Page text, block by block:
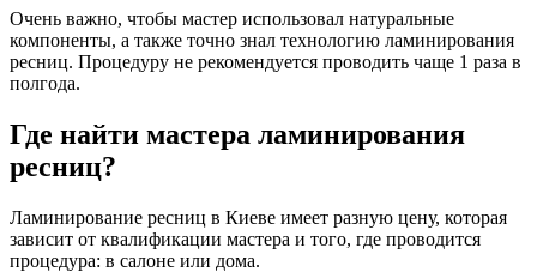
Очень важно, чтобы мастер использовал натуральные
компоненты, а также точно знал технологию ламинирования
ресниц. Процедуру не рекомендуется проводить чаще 1 раза в
полгода.
Где найти мастера ламинирования
ресниц?
Ламинирование ресниц в Киеве имеет разную цену, которая
зависит от квалификации мастера и того, где проводится
процедура: в салоне или дома.